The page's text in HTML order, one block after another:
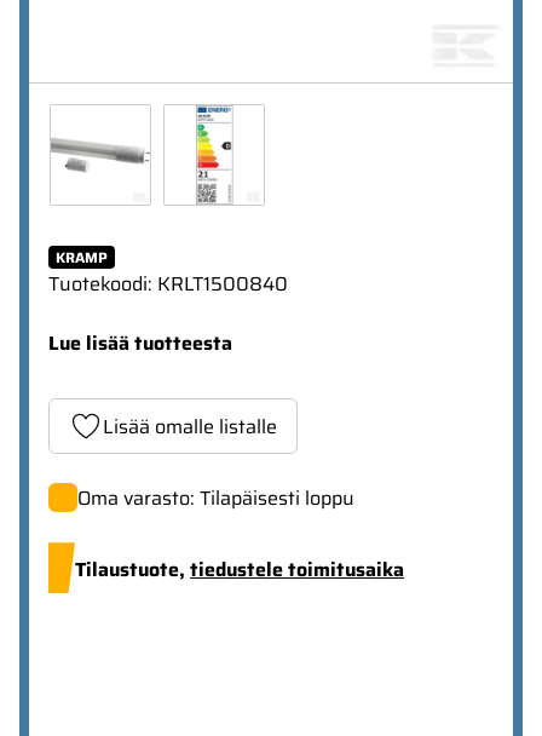
KRAMP
Tuotekoodi: KRLT1500840
Lue lisää tuotteesta
Lisää omalle listalle
Oma varasto: Tilapäisesti loppu
Tilaustuote, tiedustele toimitusaika